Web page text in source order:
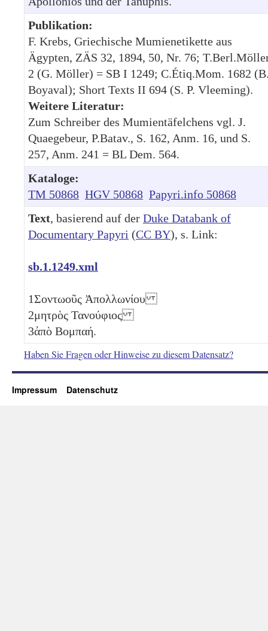
Publikation:
F. Krebs, Griechische Mumienetikette aus
Ägypten, ZÄS 32, 1894, 50, Nr. 76;
2 (G. Möller) = SB I 1249; C.Étiq.Mom. 1682
Boyaval); Short Texts II 694 (S. P. Vleeming).
Weitere Literatur:
Zum Schreiber des Mumientäfelchens vgl. J.
Quaegebeur, P.Batav., S. 162, Anm. 16, und S.
257, Anm. 241 = BL Dem. 564.
Kataloge:
TM 50868 HGV 50868 Papyri.info 50868
Text, basierend auf der Duke Databank of
Documentary Papyri (CC BY), s. Link:
sb.1.1249.xml
1Σοντωοῦς Ἀπολλωνίου
2μητρὸς Τανούφιος
3ἀπὸ Βομπαή.
Haben Sie Fragen oder Hinweise zu diesem Datensatz?
Impressum Datenschutz